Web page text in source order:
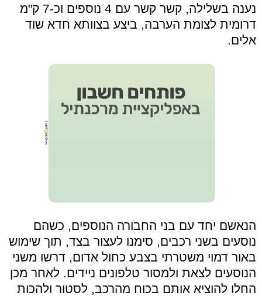
נענה בשלילה, קשר קשר עם 4 נוספים וכ-7 ק"מ
דרומית לצומת הערבה, ביצע בצוותא חדא שוד
אלים.
הנאשם יחד עם בני החבורה הנוספים, כשהם
נוסעים בשני רכבים, סימנו לעצור בצד, תוך שימוש
באור דמוי משטרתי בצבע כחול אדום, דרשו משני
הנוסעים לצאת ולמסור טלפונים ניידים. לאחר מכן
החלו להוציא אותם בכוח מהרכב, לסטור ולהכות